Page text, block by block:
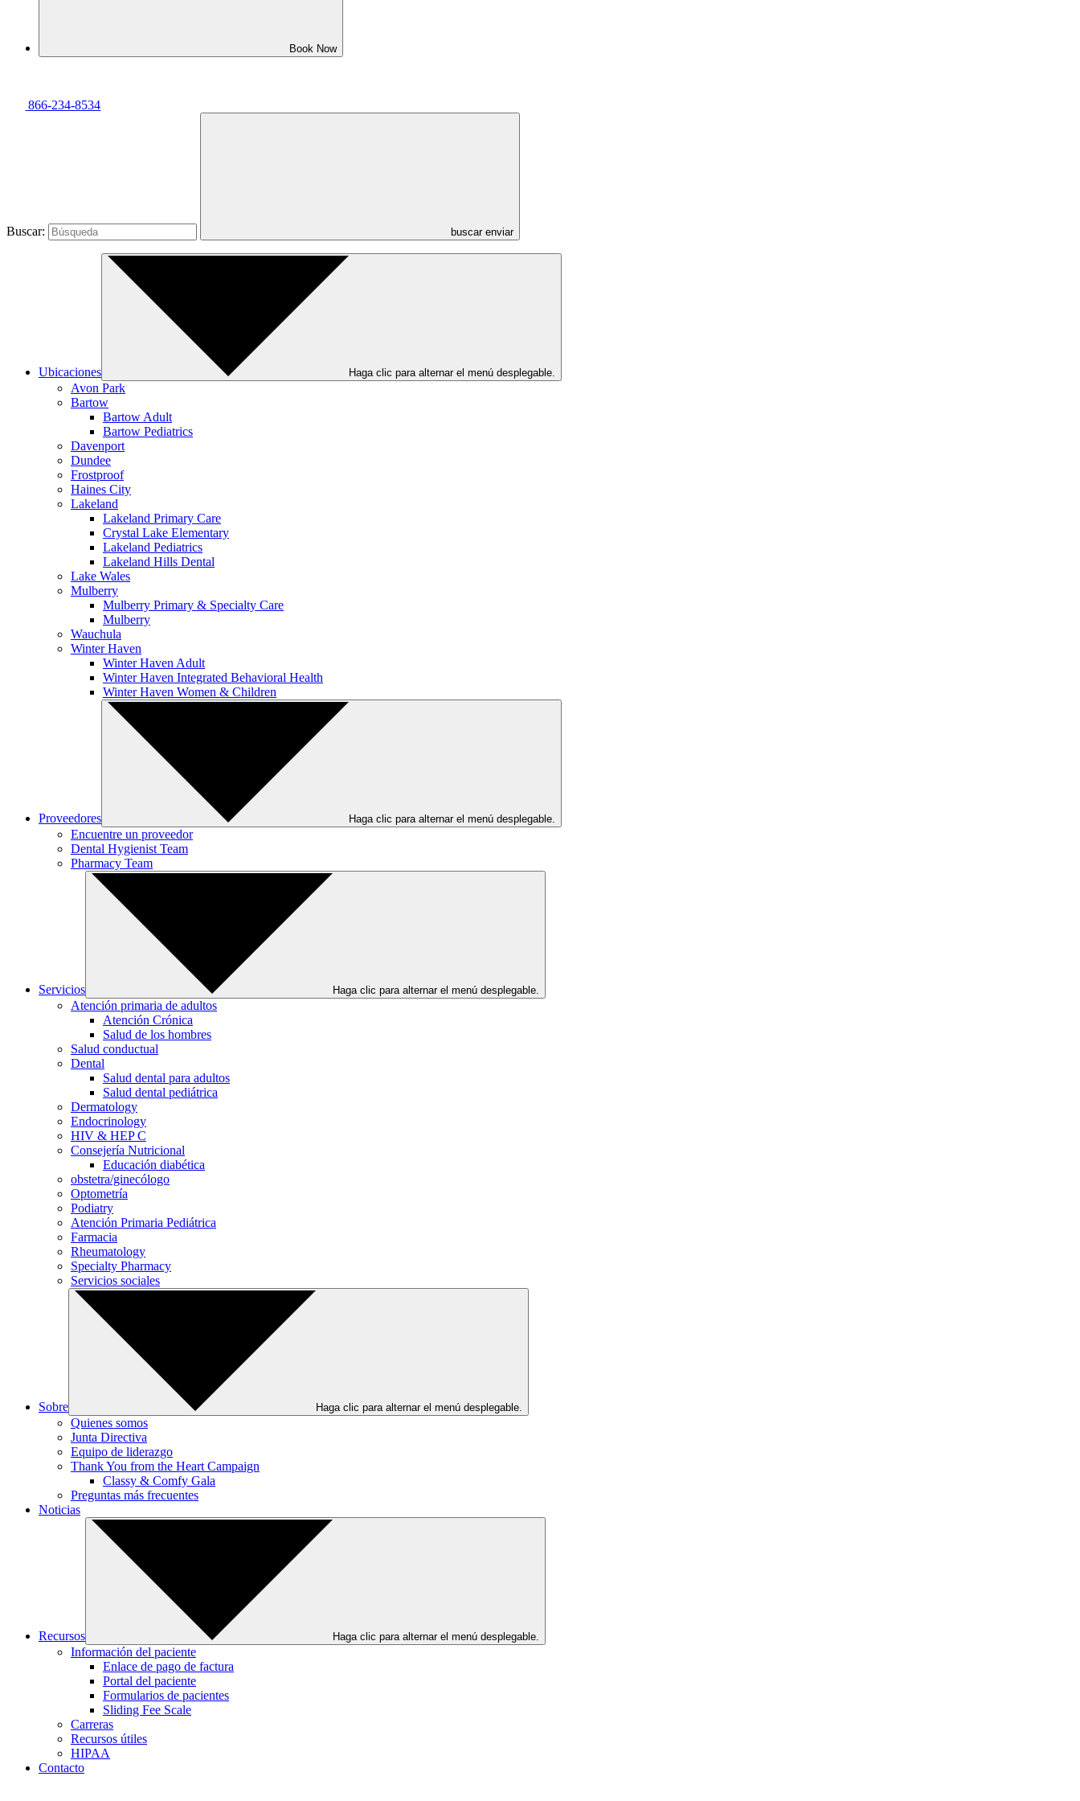
Book Now
866-234-8534
Buscar: buscar enviar
Ubicaciones Haga clic para alternar el menú desplegable.
Avon Park
Bartow
Bartow Adult
Bartow Pediatrics
Davenport
Dundee
Frostproof
Haines City
Lakeland
Lakeland Primary Care
Crystal Lake Elementary
Lakeland Pediatrics
Lakeland Hills Dental
Lake Wales
Mulberry
Mulberry Primary & Specialty Care
Mulberry
Wauchula
Winter Haven
Winter Haven Adult
Winter Haven Integrated Behavioral Health
Winter Haven Women & Children
Proveedores Haga clic para alternar el menú desplegable.
Encuentre un proveedor
Dental Hygienist Team
Pharmacy Team
Servicios Haga clic para alternar el menú desplegable.
Atención primaria de adultos
Atención Crónica
Salud de los hombres
Salud conductual
Dental
Salud dental para adultos
Salud dental pediátrica
Dermatology
Endocrinology
HIV & HEP C
Consejería Nutricional
Educación diabética
obstetra/ginecólogo
Optometría
Podiatry
Atención Primaria Pediátrica
Farmacia
Rheumatology
Specialty Pharmacy
Servicios sociales
Sobre Haga clic para alternar el menú desplegable.
Quienes somos
Junta Directiva
Equipo de liderazgo
Thank You from the Heart Campaign
Classy & Comfy Gala
Preguntas más frecuentes
Noticias
Recursos Haga clic para alternar el menú desplegable.
Información del paciente
Enlace de pago de factura
Portal del paciente
Formularios de pacientes
Sliding Fee Scale
Carreras
Recursos útiles
HIPAA
Contacto